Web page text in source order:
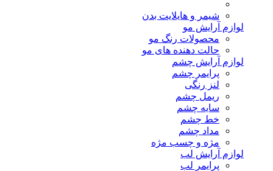
شیمر و هایلایت بدن
لوازم آرایش مو
محصولات رنگ مو
حالت دهنده های مو
لوازم آرایش چشم
پرایمر چشم
لنز رنگی
ریمل چشم
سایه چشم
خط چشم
مداد چشم
مژه و چسب مژه
لوازم آرایش لب
پرایمر لب